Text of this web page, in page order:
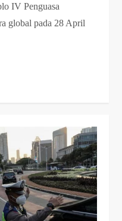
IV Penguasa
global pada 28 April